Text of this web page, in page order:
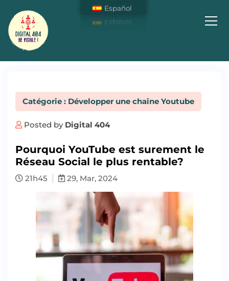
Catégorie : Développer une chaîne Youtube
Posted by Digital 404
Pourquoi YouTube est surement le
Réseau Social le plus rentable?
21h45 29, Mar, 2024
Español